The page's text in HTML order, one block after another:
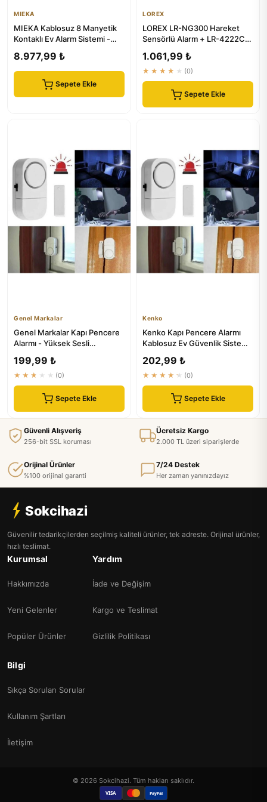
MIEKA
MIEKA Kablosuz 8 Manyetik
Kontaklı Ev Alarm Sistemi -
8.977,99 ₺
Sepete Ekle
LOREX
LOREX LR-NG300 Hareket
Sensörlü Alarm + LR-4222C
Güvenl...
1.061,99 ₺
★★★★★ (0)
Sepete Ekle
Genel Markalar
Genel Markalar Kapı Pencere
Alarmı - Yüksek Sesli
199,99 ₺
★★★★★ (0)
Sepete Ekle
Kenko
Kenko Kapı Pencere Alarmı
Kablosuz Ev Güvenlik Sistemi
202,99 ₺
★★★★★ (0)
Sepete Ekle
Güvenli Alışveriş
256-bit SSL koruması
Ücretsiz Kargo
2.000 TL üzeri siparişlerde
Orijinal Ürünler
%100 orijinal garanti
7/24 Destek
Her zaman yanınızdayız
Sokcihazi
Güvenilir tedarikçilerden seçilmiş kaliteli ürünler, tek adreste. Orijinal ürünler,
hızlı teslimat.
Kurumsal
Hakkımızda
Yeni Gelenler
Popüler Ürünler
Yardım
İade ve Değişim
Kargo ve Teslimat
Gizlilik Politikası
Bilgi
Sıkça Sorulan Sorular
Kullanım Şartları
İletişim
© 2026 Sokcihazi. Tüm hakları saklıdır.
VISA PayPal